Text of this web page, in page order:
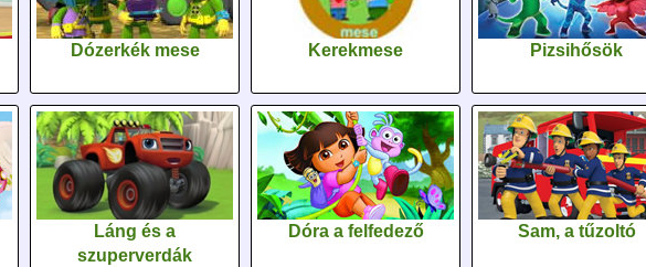
Dózerkék mese Kerekmese Pizsihősök
Láng és a
szuperverdák
Dóra a felfedező Sam, a tűzoltó